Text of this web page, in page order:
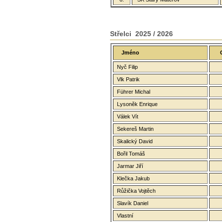
Střelci 2025 / 2026
Jméno
Nyč Filip
Vlk Patrik
Führer Michal
Lysoněk Enrique
Válek Vít
Sekereš Martin
Skalický David
Bořil Tomáš
Jarmar Jiří
Klečka Jakub
Růžička Vojtěch
Slavík Daniel
Vlastní